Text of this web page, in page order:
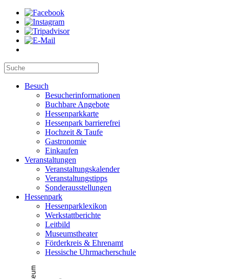
Besuch
Besucherinformationen
Buchbare Angebote
Hessenparkkarte
Hessenpark barrierefrei
Hochzeit & Taufe
Gastronomie
Einkaufen
Veranstaltungen
Veranstaltungskalender
Veranstaltungstipps
Sonderausstellungen
Hessenpark
Hessenparklexikon
Werkstattberichte
Leitbild
Museumstheater
Förderkreis & Ehrenamt
Hessische Uhrmacherschule